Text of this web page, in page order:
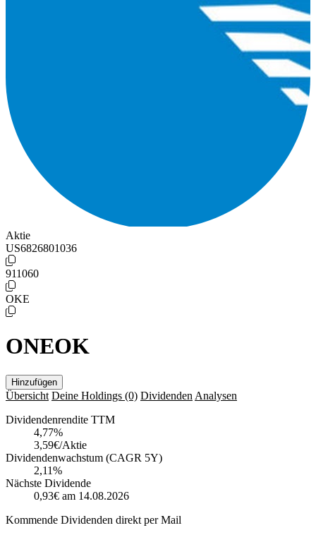
Aktie
US6826801036
911060
OKE
ONEOK
Hinzufügen
Übersicht Deine Holdings (0) Dividenden Analysen
Dividendenrendite TTM
4,77%
3,59€/Aktie
Dividendenwachstum (CAGR 5Y)
2,11%
Nächste Dividende
0,93€ am 14.08.2026
Kommende Dividenden direkt per Mail